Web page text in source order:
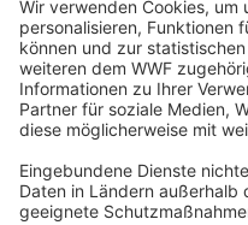
Ihre Spende kann
Registriert als Stiftung
Justiz Berlin, Az: 3416/976/2
Umsatzsteuer-
Freistellungsbescheid: Als
von der